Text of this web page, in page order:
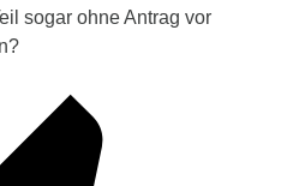
sogar ohne Antrag vor